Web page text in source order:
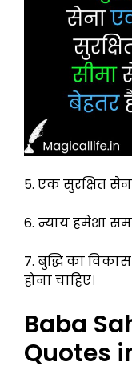
5. एक सुरक्षित
6. न्याय हमेशा
7. बुद्धि का
होना चाहिए।
Baba
Quotes